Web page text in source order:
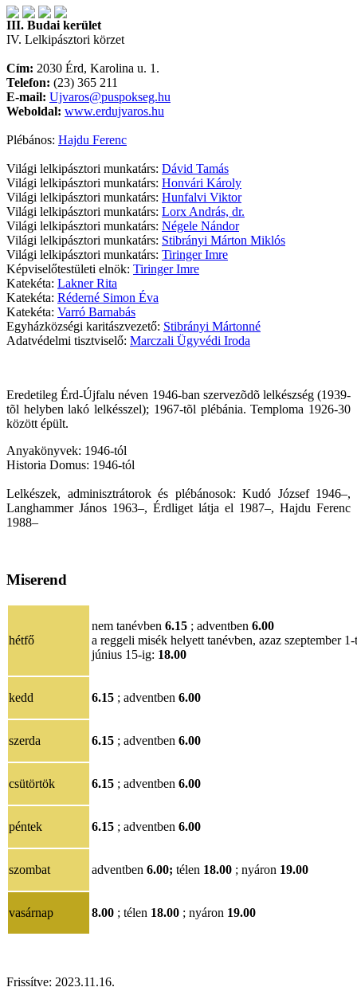
III. Budai kerület
IV. Lelkipásztori körzet
Cím: 2030 Érd, Karolina u. 1.
Telefon: (23) 365 211
E-mail: Ujvaros@puspokseg.hu
Weboldal: www.erdujvaros.hu
Plébános: Hajdu Ferenc
Világi lelkipásztori munkatárs: Dávid Tamás
Világi lelkipásztori munkatárs: Honvári Károly
Világi lelkipásztori munkatárs: Hunfalvi Viktor
Világi lelkipásztori munkatárs: Lorx András, dr.
Világi lelkipásztori munkatárs: Négele Nándor
Világi lelkipásztori munkatárs: Stibrányi Márton Miklós
Világi lelkipásztori munkatárs: Tiringer Imre
Képviselőtestületi elnök: Tiringer Imre
Katekéta: Lakner Rita
Katekéta: Réderné Simon Éva
Katekéta: Varró Barnabás
Egyházközségi karitászvezető: Stibrányi Mártonné
Adatvédelmi tisztviselő: Marczali Ügyvédi Iroda
Eredetileg Érd-Újfalu néven 1946-ban szervezõdõ lelkészség (1939-
tõl helyben lakó lelkésszel); 1967-tõl plébánia. Temploma 1926-30
között épült.
Anyakönyvek: 1946-tól
Historia Domus: 1946-tól
Lelkészek, adminisztrátorok és plébánosok: Kudó József 1946–,
Langhammer János 1963–, Érdliget látja el 1987–, Hajdu Ferenc
1988–
Miserend
hétfő
nem tanévben 6.15 ; adventben 6.00
a reggeli misék helyett tanévben, azaz szeptember
június 15-ig: 18.00
kedd 6.15 ; adventben 6.00
szerda 6.15 ; adventben 6.00
csütörtök 6.15 ; adventben 6.00
péntek 6.15 ; adventben 6.00
szombat adventben 6.00; télen 18.00 ; nyáron 19.00
vasárnap 8.00 ; télen 18.00 ; nyáron 19.00
Frissítve: 2023.11.16.